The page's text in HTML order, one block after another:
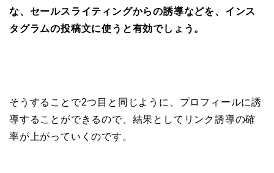
な、セールスライティングからの誘導などを、インス
タグラムの投稿文に使うと有効でしょう。
そうすることで2つ目と同じように、プロフィールに誘
導することができるので、結果としてリンク誘導の確
率が上がっていくのです。